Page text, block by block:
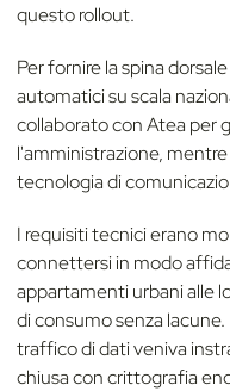
questo rollout.
Per fornire la spina
automatici su scala
collaborato con Atea per
l'amministrazione,
tecnologia di
I requisiti tecnici erano
connettersi in modo
appartamenti urbani alle
di consumo senza
traffico di dati veniva
chiusa con crittografia